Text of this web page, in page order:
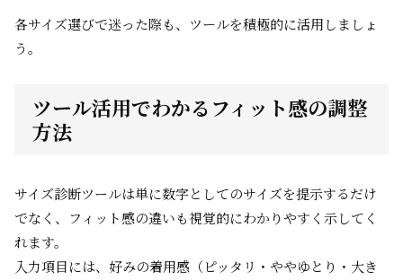
各サイズ選びで迷った際も、ツールを積極的に活用しましょ
う。
ツール活用でわかるフィット感の調整
方法
サイズ診断ツールは単に数字としてのサイズを提示するだけ
でなく、フィット感の違いも視覚的にわかりやすく示してく
れます。
入力項目には、好みの着用感（ピッタリ・ややゆとり・大き